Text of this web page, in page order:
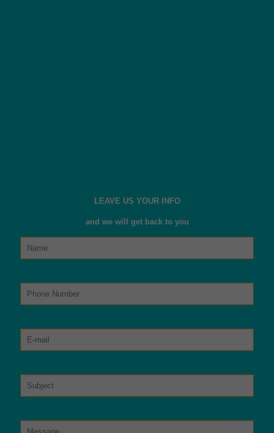
LEAVE US YOUR INFO
and we will get back to you